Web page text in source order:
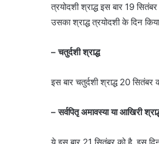
त्रयोदशी श्राद्ध इस बार 19
उसका श्राद्ध त्रयोदशी के दिन
– चतुर्दशी श्राद्ध
इस बार चतुर्दशी श्राद्ध 20 सितंबर
– सर्वपितृ अमावस्या या आखिरी